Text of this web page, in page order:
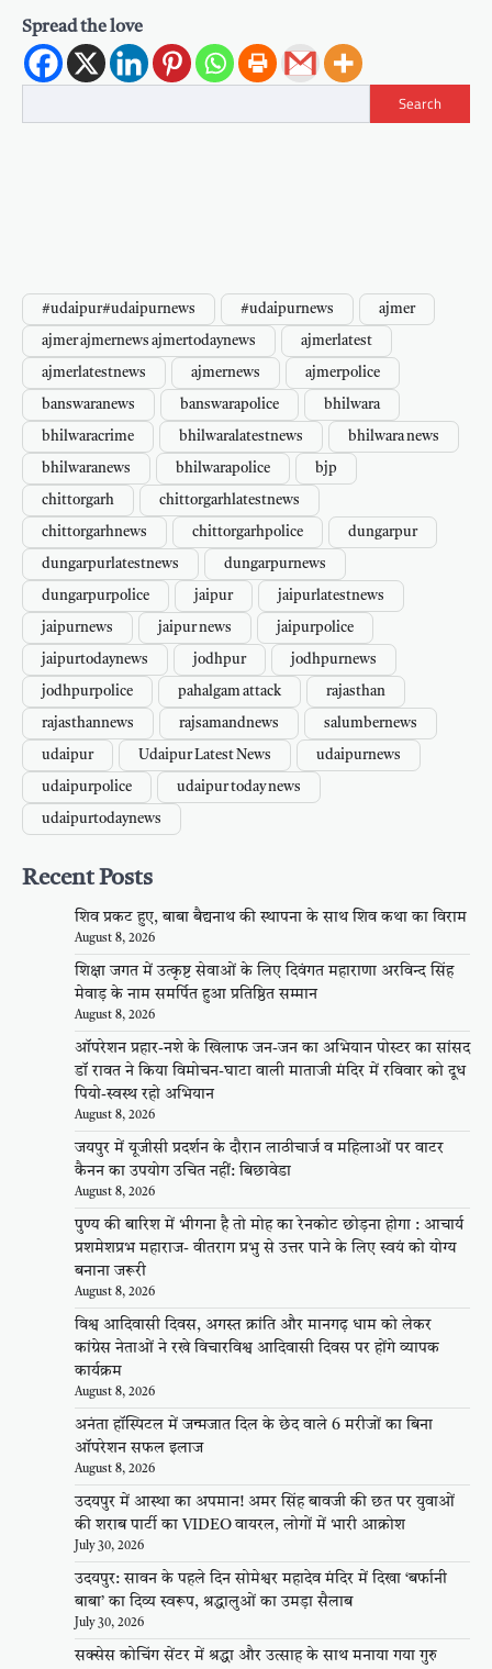
Spread the love
Search
#udaipur#udaipurnews #udaipurnews ajmer
ajmer ajmernews ajmertodaynews ajmerlatest
ajmerlatestnews ajmernews ajmerpolice
banswaranews banswarapolice bhilwara
bhilwaracrime bhilwaralatestnews bhilwara news
bhilwaranews bhilwarapolice bjp
chittorgarh chittorgarhlatestnews
chittorgarhnews chittorgarhpolice dungarpur
dungarpurlatestnews dungarpurnews
dungarpurpolice jaipur jaipurlatestnews
jaipurnews jaipur news jaipurpolice
jaipurtodaynews jodhpur jodhpurnews
jodhpurpolice pahalgam attack rajasthan
rajasthannews rajsamandnews salumbernews
udaipur Udaipur Latest News udaipurnews
udaipurpolice udaipur today news
udaipurtodaynews
Recent Posts
शिव प्रकट हुए, बाबा बैद्यनाथ की स्थापना के साथ शिव कथा का विराम
August 8, 2026
शिक्षा जगत में उत्कृष्ट सेवाओं के लिए दिवंगत महाराणा अरविन्द सिंह
मेवाड़ के नाम समर्पित हुआ प्रतिष्ठित सम्मान
August 8, 2026
ऑपरेशन प्रहार-नशे के खिलाफ जन-जन का अभियान पोस्टर का सांसद
डॉ रावत ने किया विमोचन-घाटा वाली माताजी मंदिर में रविवार को दूध
पियो-स्वस्थ रहो अभियान
August 8, 2026
जयपुर में यूजीसी प्रदर्शन के दौरान लाठीचार्ज व महिलाओं पर वाटर
कैनन का उपयोग उचित नहीं: बिछावेडा
August 8, 2026
पुण्य की बारिश में भीगना है तो मोह का रेनकोट छोड़ना होगा : आचार्य
प्रशमेशप्रभ महाराज- वीतराग प्रभु से उत्तर पाने के लिए स्वयं को योग्य
बनाना जरूरी
August 8, 2026
विश्व आदिवासी दिवस, अगस्त क्रांति और मानगढ़ धाम को लेकर
कांग्रेस नेताओं ने रखे विचारविश्व आदिवासी दिवस पर होंगे व्यापक
कार्यक्रम
August 8, 2026
अनंता हॉस्पिटल में जन्मजात दिल के छेद वाले 6 मरीजों का बिना
ऑपरेशन सफल इलाज
August 8, 2026
उदयपुर में आस्था का अपमान! अमर सिंह बावजी की छत पर युवाओं
की शराब पार्टी का VIDEO वायरल, लोगों में भारी आक्रोश
July 30, 2026
उदयपुर: सावन के पहले दिन सोमेश्वर महादेव मंदिर में दिखा ‘बर्फानी
बाबा’ का दिव्य स्वरूप, श्रद्धालुओं का उमड़ा सैलाब
July 30, 2026
सक्सेस कोचिंग सेंटर में श्रद्धा और उत्साह के साथ मनाया गया गुरु